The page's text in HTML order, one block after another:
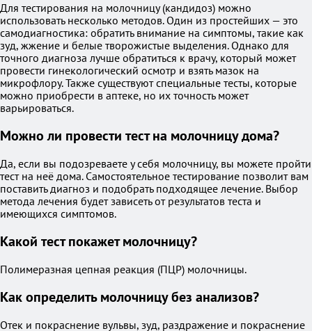
Для тестирования на молочницу (кандидоз) можно
использовать несколько методов. Один из простейших — это
самодиагностика: обратить внимание на симптомы, такие как
зуд, жжение и белые творожистые выделения. Однако для
точного диагноза лучше обратиться к врачу, который может
провести гинекологический осмотр и взять мазок на
микрофлору. Также существуют специальные тесты, которые
можно приобрести в аптеке, но их точность может
варьироваться.
Можно ли провести тест на молочницу дома?
Да, если вы подозреваете у себя молочницу, вы можете пройти
тест на неё дома. Самостоятельное тестирование позволит вам
поставить диагноз и подобрать подходящее лечение. Выбор
метода лечения будет зависеть от результатов теста и
имеющихся симптомов.
Какой тест покажет молочницу?
Полимеразная цепная реакция (ПЦР) молочницы.
Как определить молочницу без анализов?
Отек и покраснение вульвы, зуд, раздражение и покраснение